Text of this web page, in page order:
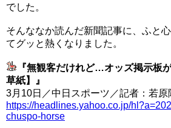
でした。
そんななか読んだ新聞記事に、ふと
てグッと熱くなりました。
『無観客だけれど…オッズ掲示板
草紙】』
3月10日／中日スポーツ／記者：若原
https://headlines.yahoo.co.jp/
chuspo-horse